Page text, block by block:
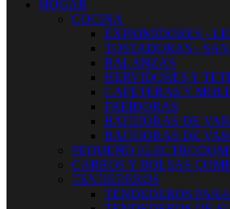
HOGAR
COCINA
EXPRIMIDORES -
TOSTADORAS -
BALANZAS
HERVIDORES Y
CAFETERAS Y
FREIDORAS
BATIDORAS DE
BATIDORAS DE
PEQUEÑO
CARROS Y BOLSAS
TENDEDEROS
TENDEDEROS